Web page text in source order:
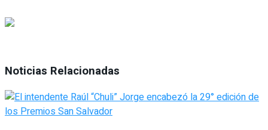
Noticias Relacionadas